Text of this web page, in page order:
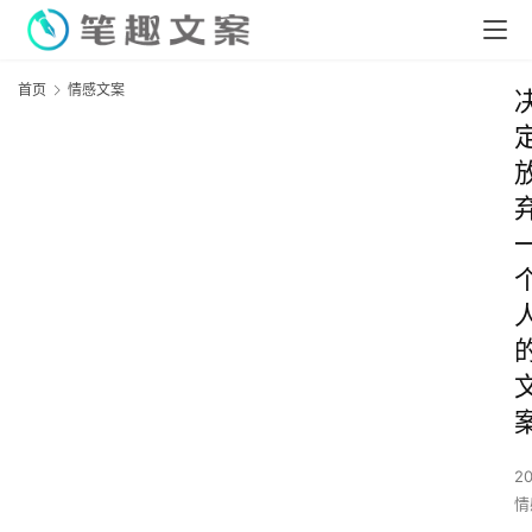
首页 情感文案